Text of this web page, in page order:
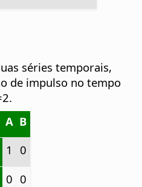
séries temporais,
de impulso no tempo
A B
1
0
0 0